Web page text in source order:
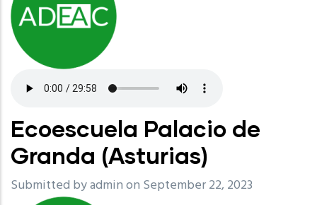
Ecoescuela Palacio de
Granda (Asturias)
Submitted byadminon September 22, 2023